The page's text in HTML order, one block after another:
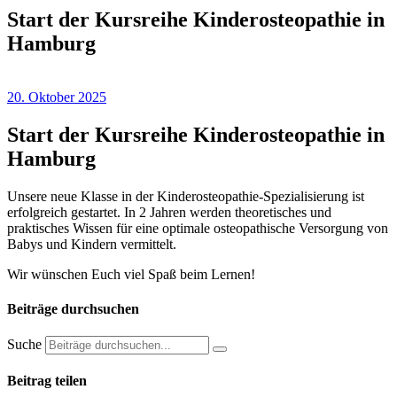
Start der Kursreihe Kinderosteopathie in
Hamburg
20. Oktober 2025
Start der Kursreihe Kinderosteopathie in
Hamburg
Unsere neue Klasse in der Kinderosteopathie-Spezialisierung ist
erfolgreich gestartet. In 2 Jahren werden theoretisches und
praktisches Wissen für eine optimale osteopathische Versorgung von
Babys und Kindern vermittelt.
Wir wünschen Euch viel Spaß beim Lernen!
Beiträge durchsuchen
Suche
Beitrag teilen